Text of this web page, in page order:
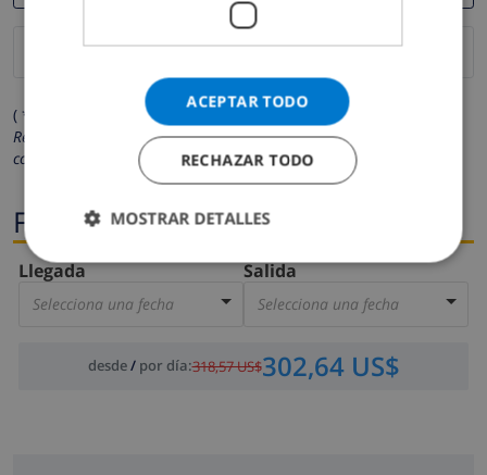
( * Los campos marcados con un asterisco son obligatorios )
Respetamos su privacidad. Sus datos personales no serán
compartidos con ninguna otra persona o empresa.
Fechas
Llegada
Selecciona una fecha
Salida
Selecciona una fecha
desde/ por día:318,57 US$302,64 US$
ACEPTAR TODO
RECHAZAR TODO
MOSTRAR DETALLES